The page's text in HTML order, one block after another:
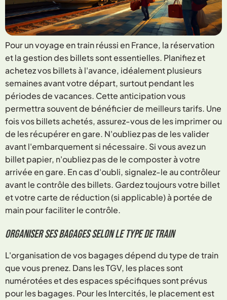
Pour un voyage en train réussi en France, la réservation
et la gestion des billets sont essentielles. Planifiez et
achetez vos billets à l'avance, idéalement plusieurs
semaines avant votre départ, surtout pendant les
périodes de vacances. Cette anticipation vous
permettra souvent de bénéficier de meilleurs tarifs. Une
fois vos billets achetés, assurez-vous de les imprimer ou
de les récupérer en gare. N'oubliez pas de les valider
avant l'embarquement si nécessaire. Si vous avez un
billet papier, n'oubliez pas de le composter à votre
arrivée en gare. En cas d'oubli, signalez-le au contrôleur
avant le contrôle des billets. Gardez toujours votre billet
et votre carte de réduction (si applicable) à portée de
main pour faciliter le contrôle.
Organiser ses bagages selon le type de train
L'organisation de vos bagages dépend du type de train
que vous prenez. Dans les TGV, les places sont
numérotées et des espaces spécifiques sont prévus
pour les bagages. Pour les Intercités, le placement est